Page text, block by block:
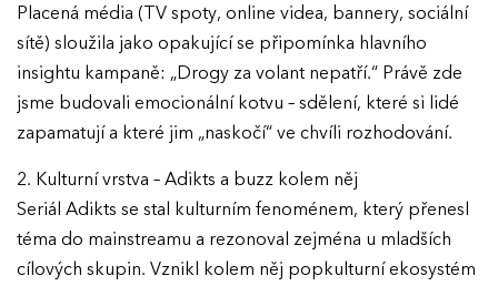
VÝSLEDKY
Ročník 2025
Ročník 2024
Ročník 2023
Ročník 2022
Ročník 2021
GALERIE
KONTAKTY
Placená média (TV spoty, online videa, bannery, sociální
sítě) sloužila jako opakující se připomínka hlavního
insightu kampaně: „Drogy za volant nepatří.“ Právě zde
jsme budovali emocionální kotvu – sdělení, které si lidé
zapamatují a které jim „naskočí“ ve chvíli rozhodování.
2. Kulturní vrstva – Adikts a buzz kolem něj
Seriál Adikts se stal kulturním fenoménem, který přenesl
téma do mainstreamu a rezonoval zejména u mladších
cílových skupin. Vznikl kolem něj popkulturní ekosystém